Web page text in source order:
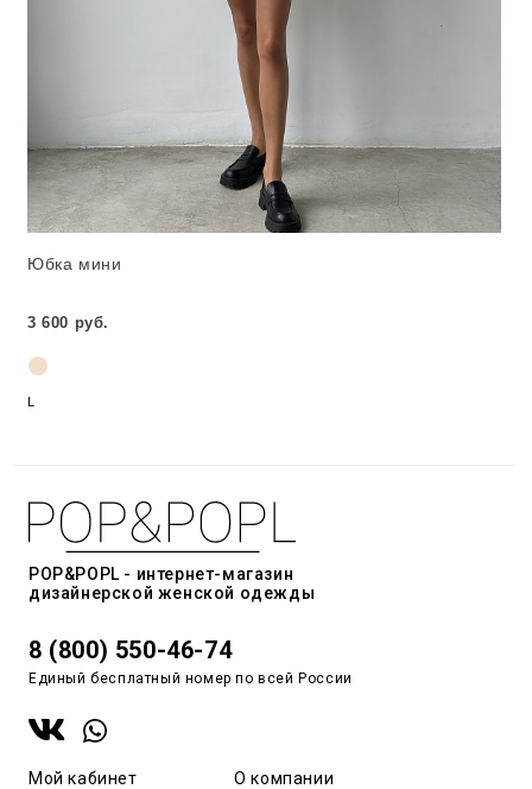
Юбка мини
3 600 руб.
L
POP&POPL - интернет-магазин
дизайнерской женской одежды
8 (800) 550-46-74
Единый бесплатный номер по всей России
Мой кабинет О компании